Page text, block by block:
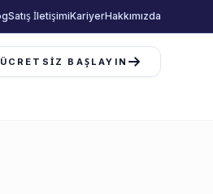
Satış İletişimiKariyerHakkımızda
ÜCRETSIZ BAŞLAYIN